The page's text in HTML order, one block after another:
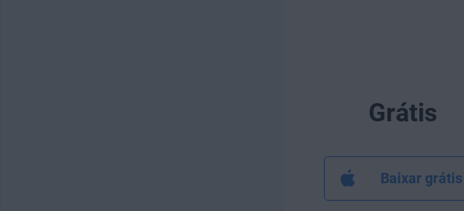
Grátis
Baixar grátis